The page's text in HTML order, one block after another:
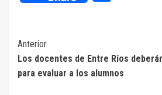
Navegación
de
entradas
Anterior
Los docentes de Entre Ríos
para evaluar a los alumnos